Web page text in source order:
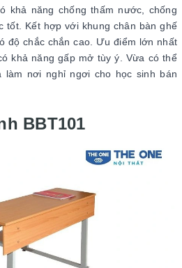
khả năng chống thấm nước, chống
tốt. Kết hợp với khung chân bàn ghế
độ chắc chắn cao. Ưu điểm lớn nhất
khả năng gấp mở tùy ý. Vừa có thể
làm nơi nghỉ ngơi cho học sinh bán
BBT101